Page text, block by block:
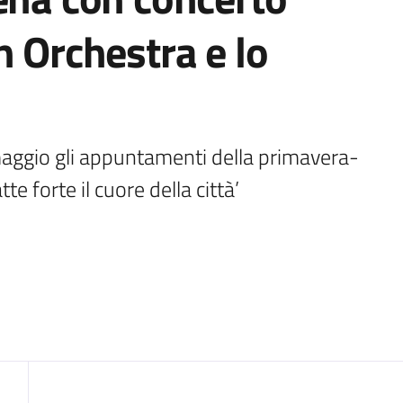
Orchestra e lo
gli appuntamenti della primavera-
forte il cuore della città’